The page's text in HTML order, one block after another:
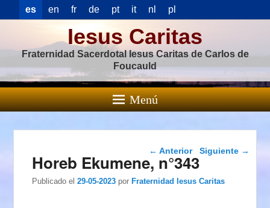
es en fr de pt it nl pl
Iesus Caritas
Fraternidad Sacerdotal Iesus Caritas de Carlos de
Foucauld
Menú
Navegación de
entradas
← Anterior Siguiente →
Horeb Ekumene, n°343
Publicado el 29-05-2023 porFraternidad Iesus Caritas